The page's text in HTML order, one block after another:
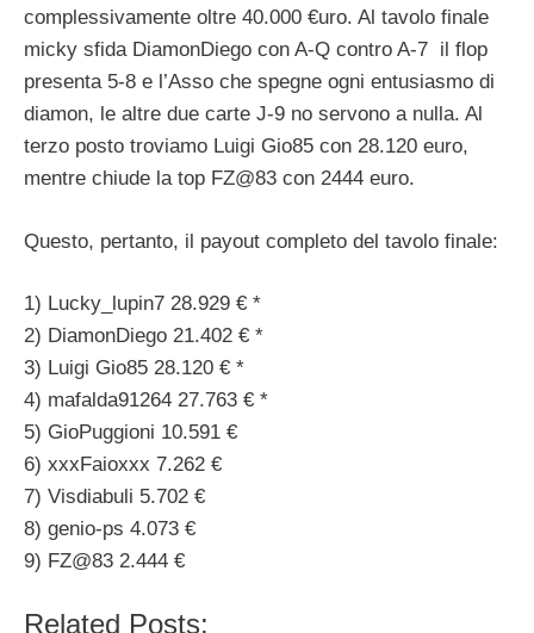
complessivamente oltre 40.000 €uro. Al tavolo finale
micky sfida DiamonDiego con A-Q contro A-7 il flop
presenta 5-8 e l’Asso che spegne ogni entusiasmo di
diamon, le altre due carte J-9 no servono a nulla. Al
terzo posto troviamo Luigi Gio85 con 28.120 euro,
mentre chiude la top FZ@83 con 2444 euro.
Questo, pertanto, il payout completo del tavolo finale:
1) Lucky_lupin7 28.929 € *
2) DiamonDiego 21.402 € *
3) Luigi Gio85 28.120 € *
4) mafalda91264 27.763 € *
5) GioPuggioni 10.591 €
6) xxxFaioxxx 7.262 €
7) Visdiabuli 5.702 €
8) genio-ps 4.073 €
9) FZ@83 2.444 €
Related Posts: